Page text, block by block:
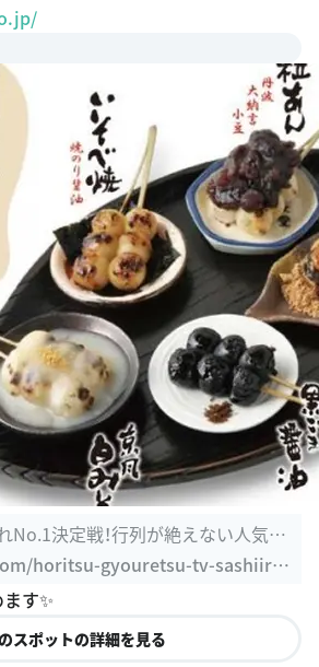
No.1決定戦！行列が絶えない人気店
horitsu-gyouretsu-tv-sashiire-
1-geinoujin-imasara-418/3
す✨
スポットの詳細を見る